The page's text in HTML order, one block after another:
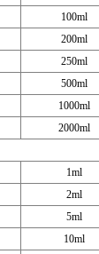
100ml
200ml
250ml
500ml
1000ml
2000ml
1ml
2ml
5ml
10ml